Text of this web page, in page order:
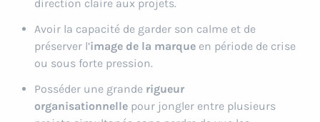
direction claire aux projets.
Avoir la capacité de garder son calme et de
préserver l’image de la marque en période de crise
ou sous forte pression.
Posséder une grande rigueur
organisationnelle pour jongler entre plusieurs